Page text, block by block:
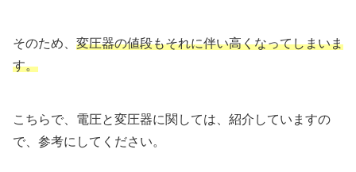
そのため、 変圧器の値段もそれに伴い高くなってしまいま
す。
こちらで、電圧と変圧器に関しては、紹介していますの
で、参考にしてください。